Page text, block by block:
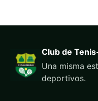
Club de
Una misma
deportivos.